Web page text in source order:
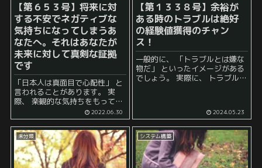
【第６５３号】将来に対
する不安でネガティブな
気持ちになってしまうあ
なたへ。それはあなたが
未来に対して真剣な証拠
です
「日本人は真面目で心配性」 と
言われることがあります。 実
際、 楽観的な気持ちをもって、
「まあ、将来のことといっても
なんとかなるでしょ」 と明るい
気持ちでいる人は多くはなく、
むしろ、 「このま...
2022.06.30
【第１３３８号】余裕が
ある時のトラブルは絶好
の経験値獲得のチャン
ス！
一般的に、 「トラブルとは嫌な
物だ」 といったイメージがある
でしょう。 実際に、 トラブルに
ないため、 「正直、でき...2024.05.23
未分類 システム構築